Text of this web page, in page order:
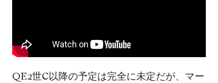
QE2世C以降の予定は完全に未定だが、マー